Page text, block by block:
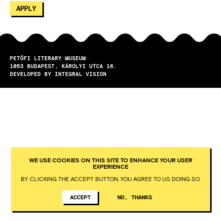
PETŐFI LITERARY MUSEUM
1053
BUDAPEST
KÁROLYI UTCA 16.
DEVELOPED BY INTEGRAL VISION
WE USE COOKIES ON THIS SITE TO ENHANCE YOUR USER
EXPERIENCE
BY CLICKING THE ACCEPT BUTTON, YOU AGREE TO US DOING SO.
ACCEPT NO, THANKS